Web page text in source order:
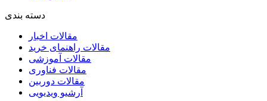
دسته بندی
مقالات اخبار
مقالات راهنمای خرید
مقالات آموزشی
مقالات فناوری
مقالات دوربین
آرشیو ویدیویی